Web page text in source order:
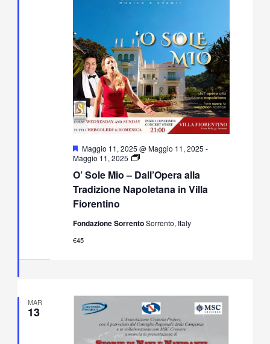
O’ Sole Mio – Dall’Opera alla
Tradizione Napoletana in Villa
Fiorentino
Segnalati
Maggio 11, 2025 @ Maggio 11, 2025 -
Maggio 11, 2025
O’
Mio
–
Dall’Opera
Napoletana
Fondazione SorrentoSorrento, Italy
€45
MAR
13